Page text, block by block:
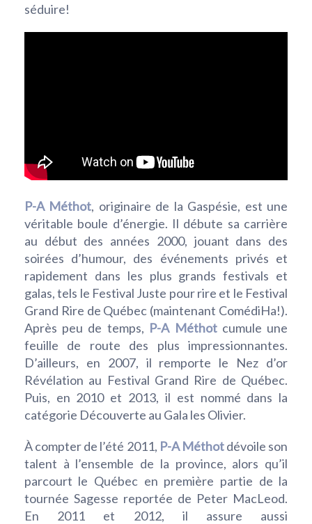
séduire!
P-A Méthot, originaire de la Gaspésie, est une
véritable boule d’énergie. Il débute sa carrière
au début des années 2000, jouant dans des
soirées d’humour, des événements privés et
rapidement dans les plus grands festivals et
galas, tels le Festival Juste pour rire et le Festival
Grand Rire de Québec (maintenant ComédiHa!).
Après peu de temps, P-A Méthotcumule une
feuille de route des plus impressionnantes.
D’ailleurs, en 2007, il remporte le Nez d’or
Révélation au Festival Grand Rire de Québec.
Puis, en 2010 et 2013, il est nommé dans la
catégorie Découverte au Gala les Olivier.
À compter de l’été 2011, P-A Méthotdévoile son
talent à l’ensemble de la province, alors qu’il
parcourt le Québec en première partie de la
tournée Sagesse reportée de Peter MacLeod.
En 2011 et 2012, il assure aussi